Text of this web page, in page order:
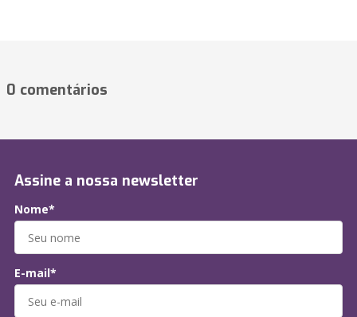
0 comentários
Assine a nossa newsletter
Nome*
E-mail*